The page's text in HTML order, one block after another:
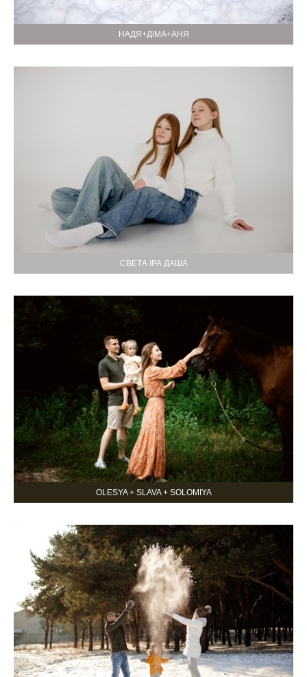
НАДЯ+ДІМА+АНЯ
СВЕТА ІРА ДАША
OLESYA + SLAVA + SOLOMIYA